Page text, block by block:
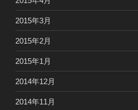
2015年3月
2015年2月
2015年1月
2014年12月
2014年11月